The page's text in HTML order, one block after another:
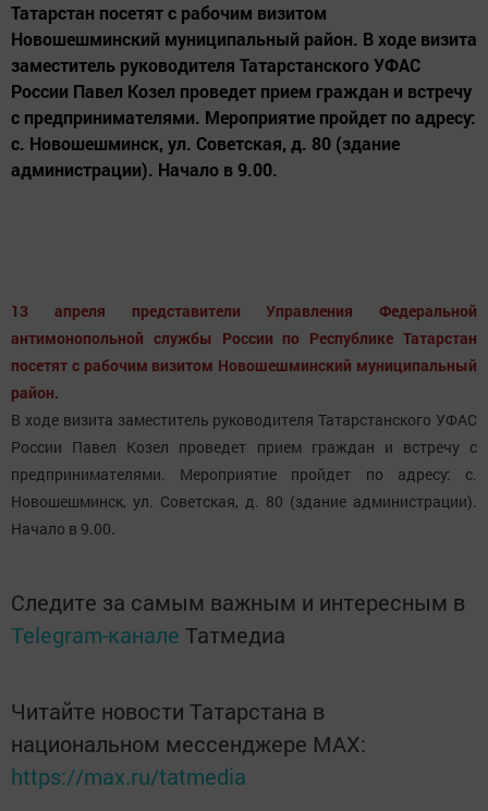
Татарстан посетят с рабочим визитом
Новошешминский муниципальный район. В ходе визита
заместитель руководителя Татарстанского УФАС
России Павел Козел проведет прием граждан и встречу
с предпринимателями. Мероприятие пройдет по адресу:
с. Новошешминск, ул. Советская, д. 80 (здание
администрации). Начало в 9.00.
13 апреля представители Управления Федеральной
антимонопольной службы России по Республике Татарстан
посетят с рабочим визитом Новошешминский муниципальный
район.
В ходе визита заместитель руководителя Татарстанского УФАС
России Павел Козел проведет прием граждан и встречу с
предпринимателями. Мероприятие пройдет по адресу: с.
Новошешминск, ул. Советская, д. 80 (здание администрации).
Начало в 9.00.
Следите за самым важным и интересным в
Telegram-канале Татмедиа
Читайте новости Татарстана в
национальном мессенджере MАХ:
https://max.ru/tatmedia